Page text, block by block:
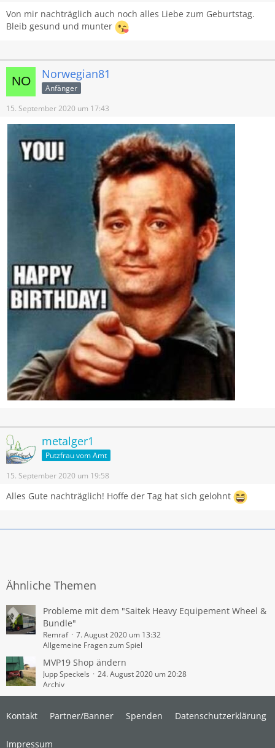
Von mir nachträglich auch noch alles Liebe zum Geburtstag.
Bleib gesund und munter
Norwegian81
Anfänger
15. September 2020 um 17:43
metalger1
Putzfrau vom Amt
15. September 2020 um 19:58
Alles Gute nachträglich! Hoffe der Tag hat sich gelohnt
Ähnliche Themen
Probleme mit dem "Saitek Heavy Equipement Wheel &
Bundle"
Remraf
7. August 2020 um 13:32
Allgemeine Fragen zum Spiel
MVP19 Shop ändern
Jupp Speckels
24. August 2020 um 20:28
Archiv
Kontakt Partner/Banner Spenden Datenschutzerklärung
Impressum